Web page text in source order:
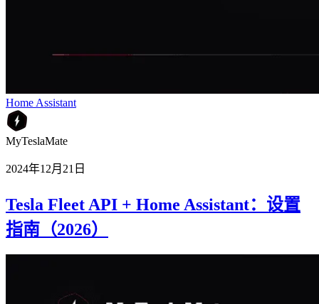
Home Assistant
MyTeslaMate
2024年12月21日
Tesla Fleet API + Home Assistant：设置
指南（2026）